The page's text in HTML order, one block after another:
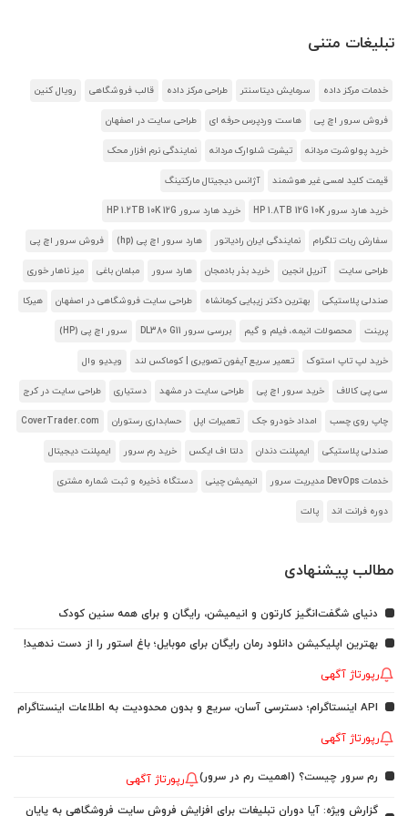
تبلیغات متنی
خدمات مرکز داده سرمایش دیتاسنتر طراحی مرکز داده قالب فروشگاهی رویال کنین
فروش سرور اچ پی هاست وردپرس حرفه ای طراحی سایت در اصفهان
خرید پولوشرت مردانه تیشرت شلوارک مردانه نمایندگی نرم افزار محک
قیمت کلید لمسی غیر هوشمند آژانس دیجیتال مارکتینگ
خرید هارد سرور HP 1.8TB 12G 10K خرید هارد سرور HP 1.2TB 10K 12G
سفارش ربات تلگرام نمایندگی ایران رادیاتور هارد سرور اچ پی (hp) فروش سرور اچ پی
طراحی سایت آنریل انجین خرید بذر بادمجان هارد سرور مبلمان باغی میز ناهار خوری
صندلی پلاستیکی بهترین دکتر زیبایی کرمانشاه طراحی سایت فروشگاهی در اصفهان هیرکا
پرینت محصولات انیمه، فیلم و گیم بررسی سرور DL380 G11 سرور اچ پی (HP)
خرید لپ تاپ استوک تعمیر سریع آیفون تصویری | کوماکس لند ویدیو وال
سی پی کالاف خرید سرور اچ پی طراحی سایت در مشهد دستیاری طراحی سایت در کرج
چاپ روی چسب امداد خودرو جک تعمیرات اپل حسابداری رستوران CoverTrader.com
صندلی پلاستیکی ایمپلنت دندان دلتا اف ایکس خرید رم سرور ایمپلنت دیجیتال
خدمات DevOps مدیریت سرور انیمیشن چینی دستگاه ذخیره و ثبت شماره مشتری
دوره فرانت اند پالت
مطالب پیشنهادی
دنیای شگفت‌انگیز کارتون و انیمیشن، رایگان و برای همه سنین کودک
بهترین اپلیکیشن دانلود رمان رایگان برای موبایل؛ باغ استور را از دست ندهید!
رپورتاژ آگهی
API اینستاگرام؛ دسترسی آسان، سریع و بدون محدودیت به اطلاعات اینستاگرام
رپورتاژ آگهی
رم سرور چیست؟ (اهمیت رم در سرور) رپورتاژ آگهی
گزارش ویژه: آیا دوران تبلیغات برای افزایش فروش سایت فروشگاهی به پایان